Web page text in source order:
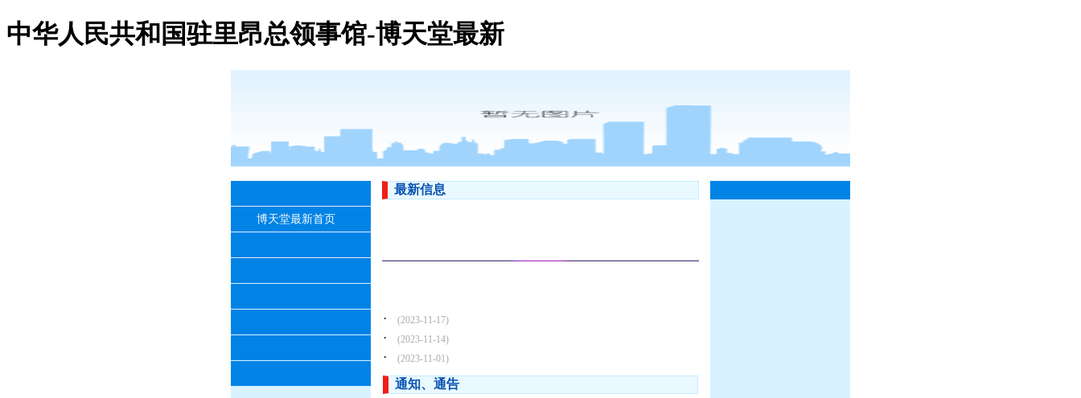
中华人民共和国驻里昂总领事馆-博天堂最新
博天堂最新首页
最新信息
· (2023-11-17)
· (2023-11-14)
· (2023-11-01)
通知、通告